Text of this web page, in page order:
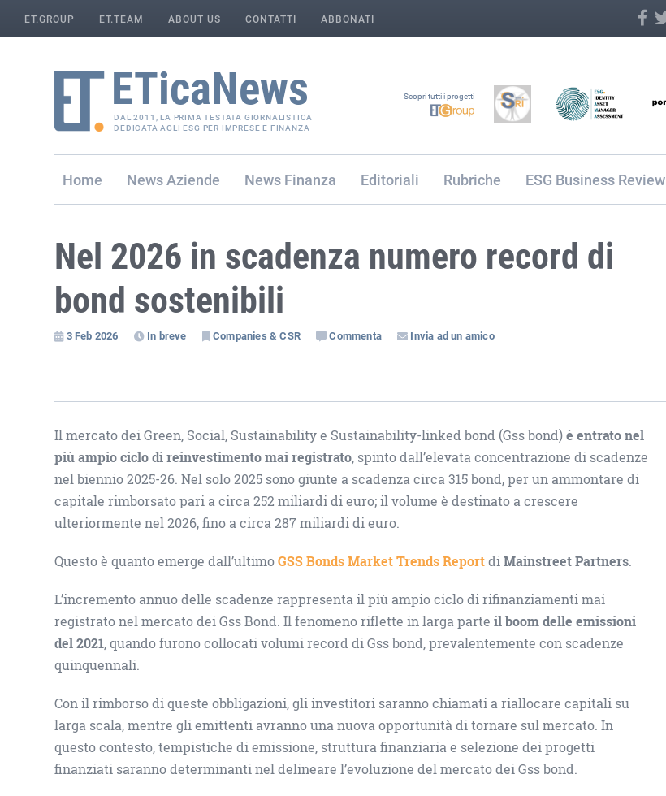
ET.GROUP ET.TEAM ABOUT US CONTATTI ABBONATI
DAL 2011, LA PRIMA TESTATA GIORNALISTICA
DEDICATA AGLI ESG PER IMPRESE E FINANZA
Scopri tutti i progetti
Home Aziende Finanza Editoriali Rubriche ESG Business Review
Nel 2026 in scadenza numero record di
bond sostenibili
3 Feb 2026 In breve Companies & CSR Commenta Invia ad un amico
Il mercato dei Green, Social, Sustainability e Sustainability-linked bond (Gss bond)è entrato nel
più ampio ciclo di reinvestimento mai registrato, spinto dall’elevata concentrazione di scadenze
nel biennio 2025-26. Nel solo 2025 sono giunte a scadenza circa 315 bond, per un ammontare di
capitale rimborsato pari a circa 252 miliardi di euro; il volume è destinato a crescere
ulteriormente nel 2026, fino a circa 287 miliardi di euro.
Questo è quanto emerge dall’ultimoGSS Bonds Market Trends ReportdiMainstreet Partners.
L’incremento annuo delle scadenze rappresenta il più ampio ciclo di rifinanziamenti mai
registrato nel mercato dei Gss Bond. Il fenomeno riflette in larga parteil boom delle emissioni
del 2021, quando furono collocati volumi record di Gss bond, prevalentemente con scadenze
quinquennali.
Con il rimborso di queste obbligazioni, gli investitori saranno chiamati a riallocare capitali su
larga scala, mentre gli emittenti avranno una nuova opportunità di tornare sul mercato. In
questo contesto, tempistiche di emissione, struttura finanziaria e selezione dei progetti
finanziati saranno determinanti nel delineare l’evoluzione del mercato dei Gss bond.